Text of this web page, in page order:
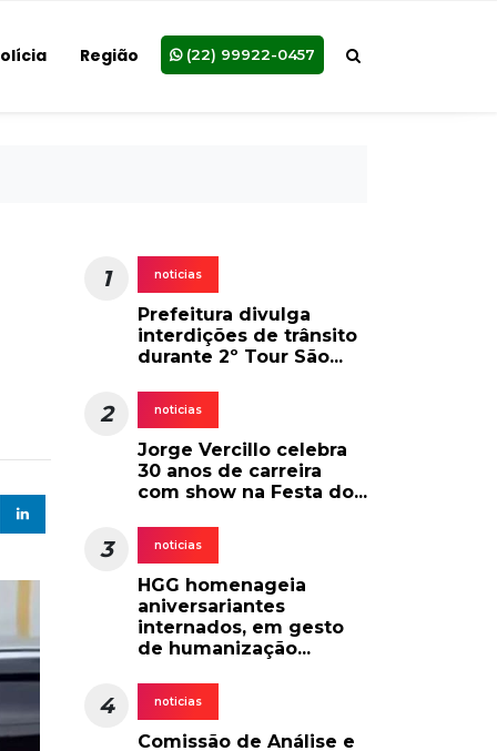
Região (22) 99922-0457
1 noticias
Prefeitura divulga
interdições de trânsito
durante 2º Tour São...
2 noticias
Jorge Vercillo celebra
30 anos de carreira
com show na Festa do...
3 noticias
HGG homenageia
aniversariantes
internados, em gesto
de humanização...
4 noticias
Comissão de Análise e